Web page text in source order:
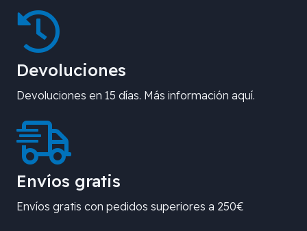
Devoluciones
Devoluciones en 15 días. Más información aquí.
Envíos gratis
Envíos gratis con pedidos superiores a 250€